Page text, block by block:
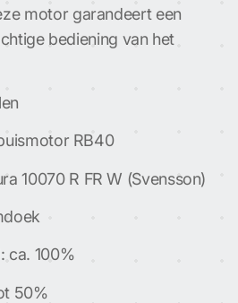
motor garandeert een
bediening van het
RB40
10070 R FR W (Svensson)
ca. 100%
50%